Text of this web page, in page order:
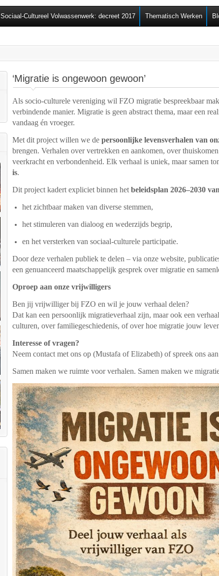
Overslaan en naar de
algemene inhoud gaan
Sociaal-Cultureel Volwassenwerk: decreet 2017 Thematisch Werken
‘Migratie is ongewoon gewoon’
Als socio-culturele vereniging wil FZO migratie bespreekbaar
verbindende manier. Migratie is geen abstract thema, maar een
vandaag én vroeger.
Met dit project willen we de persoonlijke levensverhalen van
brengen. Verhalen over vertrekken en aankomen, over
veerkracht en verbondenheid. Elk verhaal is uniek, maar samen
is.
Dit project kadert expliciet binnen het beleidsplan 2026–2030
het zichtbaar maken van diverse stemmen,
het stimuleren van dialoog en wederzijds begrip,
en het versterken van sociaal-culturele participatie.
Door deze verhalen publiek te delen – via onze website,
een genuanceerd maatschappelijk gesprek over migratie en
Oproep aan onze vrijwilligers
Ben jij vrijwilliger bij FZO en wil je jouw verhaal delen?
Dat kan een persoonlijk migratieverhaal zijn, maar ook een
culturen, over familiegeschiedenis, of over hoe migratie jouw
Interesse of vragen?
Neem contact met ons op (Mustafa of Elizabeth) of spreek ons
Samen maken we ruimte voor verhalen. Samen maken we